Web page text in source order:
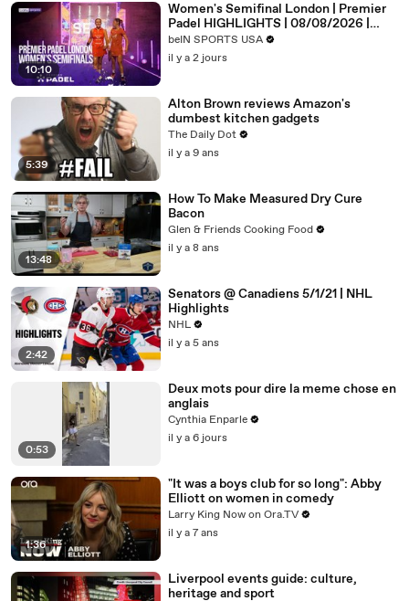
10:10
Women's Semifinal London | Premier
Padel HIGHLIGHTS | 08/08/2026 |
beIN SPORTS USA
beIN SPORTS USA
il y a 2 jours
5:39
Alton Brown reviews Amazon's
dumbest kitchen gadgets
The Daily Dot
il y a 9 ans
13:48
How To Make Measured Dry Cure
Bacon
Glen & Friends Cooking Food
il y a 8 ans
2:42
Senators @ Canadiens 5/1/21 | NHL
Highlights
NHL
il y a 5 ans
0:53
Deux mots pour dire la meme chose en
anglais
Cynthia Enparle
il y a 6 jours
1:36
"It was a boys club for so long": Abby
Elliott on women in comedy
Larry King Now on Ora.TV
il y a 7 ans
Liverpool events guide: culture,
heritage and sport